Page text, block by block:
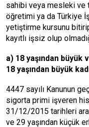
sahibi veya mesleki ve
öğretimi ya da Türkiye
yetiştirme kursunu
kayıtlı işsiz olup
a) 18 yaşından büyük
18 yaşından büyük
4447 sayılı Kanunun
sigorta primi işveren
31/12/2015 tarihleri
ve 29 yaşından küçük